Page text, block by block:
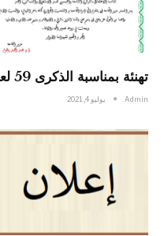
تهنئة بمناسبة الذكرى 59 لعيد الإستقلال و الشباب
Admin يوليو 4, 2021